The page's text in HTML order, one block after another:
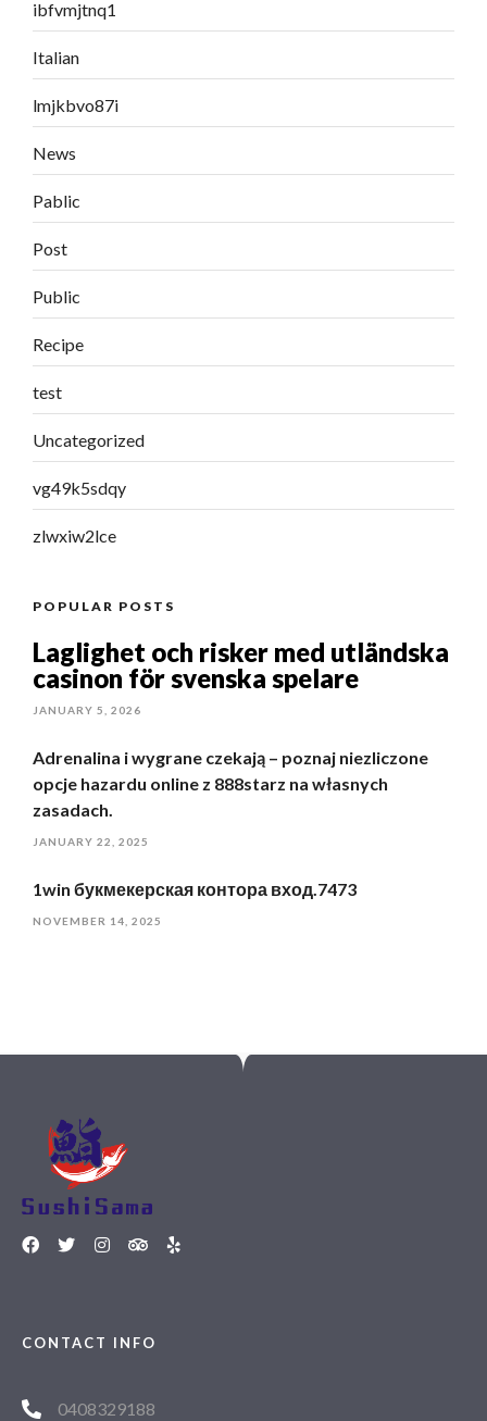
ibfvmjtnq1
Italian
lmjkbvo87i
News
Pablic
Post
Public
Recipe
test
Uncategorized
vg49k5sdqy
zlwxiw2lce
POPULAR POSTS
Laglighet och risker med utländska
casinon för svenska spelare
JANUARY 5, 2026
Adrenalina i wygrane czekają – poznaj niezliczone
opcje hazardu online z 888starz na własnych
zasadach.
JANUARY 22, 2025
1win букмекерская контора вход.7473
NOVEMBER 14, 2025
CONTACT INFO
0408329188